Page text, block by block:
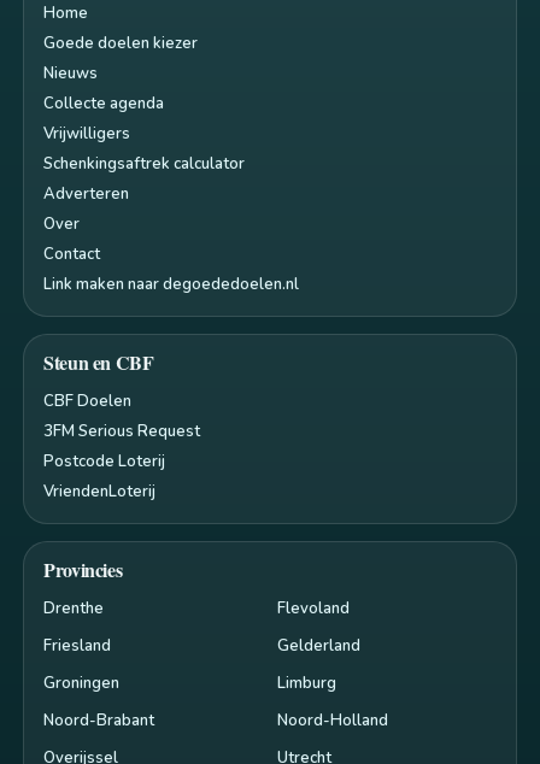
Home
Goede doelen kiezer
Nieuws
Collecte agenda
Vrijwilligers
Schenkingsaftrek calculator
Adverteren
Over
Contact
Link maken naar degoededoelen.nl
Steun en CBF
CBF Doelen
3FM Serious Request
Postcode Loterij
VriendenLoterij
Provincies
Drenthe
Flevoland
Friesland
Gelderland
Groningen
Limburg
Noord-Brabant
Noord-Holland
Overijssel
Utrecht